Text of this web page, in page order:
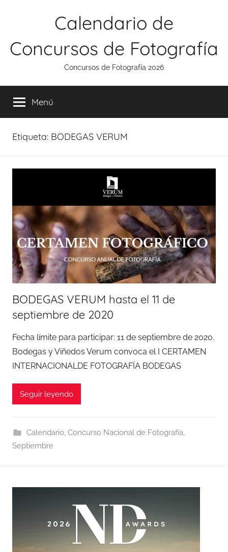
Calendario de
Concursos de Fotografía
Concursos de Fotografía 2026
Menú
Etiqueta: BODEGAS VERUM
BODEGAS VERUM hasta el 11 de
septiembre de 2020
Fecha límite para participar: 11 de septiembre de 2020.
Bodegas y Viñedos Verum convoca el I CERTAMEN
INTERNACIONALDE FOTOGRAFÍA BODEGAS
Seguir leyendo
Calendario, Concurso Nacional de Fotografía,
Septiembre